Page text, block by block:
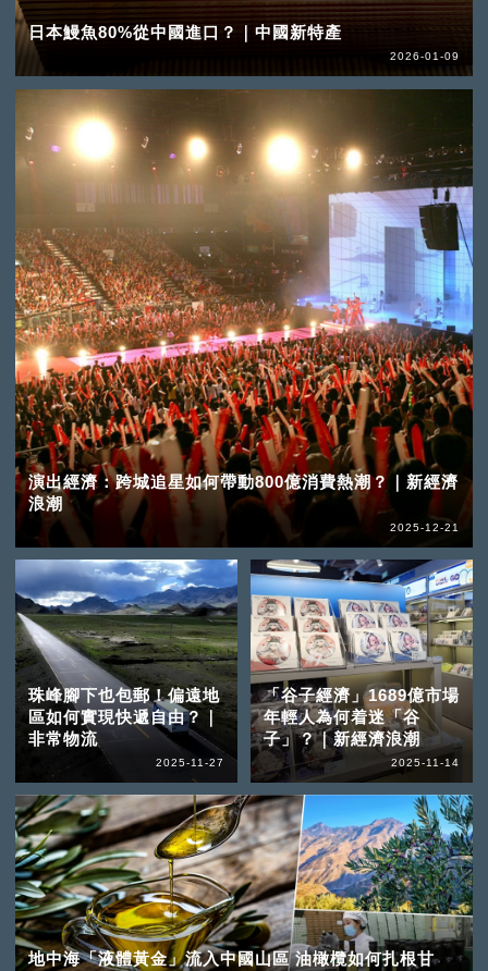
日本鰻魚80%從中國進口？｜中國新特產
2026-01-09
演出經濟：跨城追星如何帶動800億消費熱潮？｜新經濟
浪潮
2025-12-21
珠峰腳下也包郵！偏遠地
區如何實現快遞自由？｜
非常物流
2025-11-27
「谷子經濟」1689億市場
年輕人為何着迷「谷
子」？｜新經濟浪潮
2025-11-14
地中海「液體黃金」流入中國山區 油橄欖如何扎根甘